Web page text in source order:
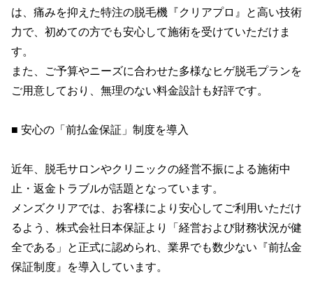
は、痛みを抑えた特注の脱毛機『クリアプロ』と高い技術
力で、初めての方でも安心して施術を受けていただけま
す。
また、ご予算やニーズに合わせた多様なヒゲ脱毛プランを
ご用意しており、無理のない料金設計も好評です。
■ 安心の「前払金保証」制度を導入
近年、脱毛サロンやクリニックの経営不振による施術中
止・返金トラブルが話題となっています。
メンズクリアでは、お客様により安心してご利用いただけ
るよう、株式会社日本保証より「経営および財務状況が健
全である」と正式に認められ、業界でも数少ない『前払金
保証制度』を導入しています。